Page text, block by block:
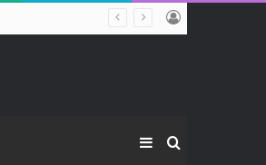
Log
Sidebar